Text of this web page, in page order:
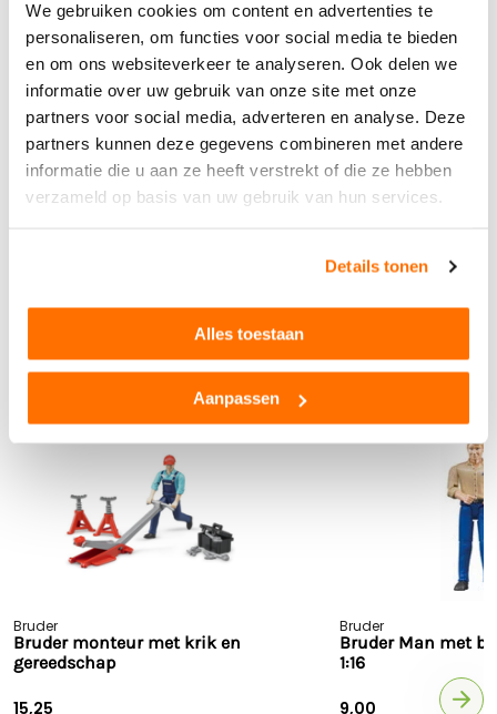
We gebruiken cookies om content en advertenties te
personaliseren, om functies voor social media te bieden
en om ons websiteverkeer te analyseren. Ook delen we
informatie over uw gebruik van onze site met onze
partners voor social media, adverteren en analyse. Deze
partners kunnen deze gegevens combineren met andere
informatie die u aan ze heeft verstrekt of die ze hebben
verzameld op basis van uw gebruik van hun services.
Details tonen
Alles toestaan
Aanpassen
Schaalmodel
1:16
Leeftijd
3+
Materiaal
Hoogwaardig kunststo
f
Kleur
Rood
Buitenspeelgoed
Ja
Anderen bekeken ook...
Bruder
Bruder monteur met krik en
gereedschap
15,25
Bruder
Bruder Man met
1:16
9,00